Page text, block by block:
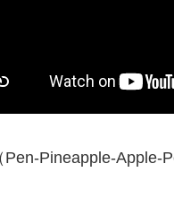
Pen-Pineapple-Apple-